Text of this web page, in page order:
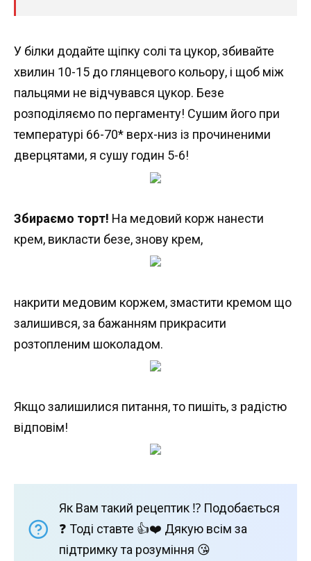
У білки додайте щіпку солі та цукор, збивайте
хвилин 10-15 до глянцевого кольору, і щоб між
пальцями не відчувався цукор. Безе
розподіляємо по пергаменту! Сушим його при
температурі 66-70* верх-низ із прочиненими
дверцятами, я сушу годин 5-6!
Збираємо торт! На медовий корж нанести
крем, викласти безе, знову крем,
накрити медовим коржем, змастити кремом що
залишився, за бажанням прикрасити
розтопленим шоколадом.
Якщо залишилися питання, то пишіть, з радістю
відповім!
Як Вам такий рецептик ⁉️ Подобається
❓ Тоді ставте 👍❤️ Дякую всім за
підтримку та розуміння 😘